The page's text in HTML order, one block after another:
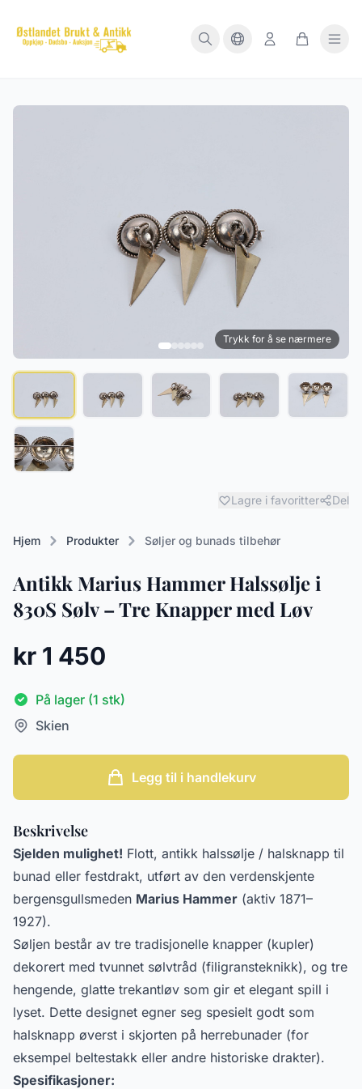
Trykk for å se nærmere
Lagre i favoritter Del
Hjem Produkter Søljer og bunads tilbehør
Antikk Marius Hammer Halssølje i
830S Sølv – Tre Knapper med Løv
kr 1 450
På lager (1 stk)
Skien
Legg til i handlekurv
Beskrivelse
Sjelden mulighet! Flott, antikk halssølje / halsknapp til
bunad eller festdrakt, utført av den verdenskjente
bergensgullsmeden Marius Hammer (aktiv 1871–
1927).
Søljen består av tre tradisjonelle knapper (kupler)
dekorert med tvunnet sølvtråd (filigransteknikk), og tre
hengende, glatte trekantløv som gir et elegant spill i
lyset. Dette designet egner seg spesielt godt som
halsknapp øverst i skjorten på herrebunader (for
eksempel beltestakk eller andre historiske drakter).
Spesifikasjoner: